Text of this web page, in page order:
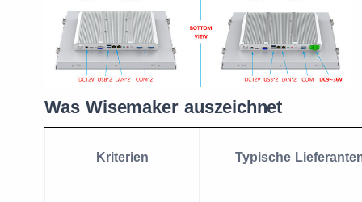
Was Wisemaker auszeichnet
Kriterien Typische